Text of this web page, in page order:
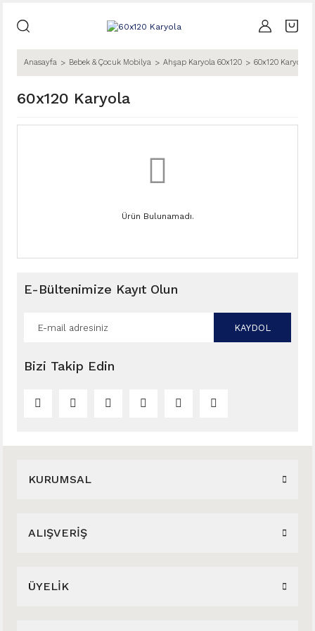
Anasayfa Bebek & Çocuk Mobilya Ahşap Karyola 60x120 60x120 Karyola
60x120 Karyola
Ürün Bulunamadı.
E-Bültenimize Kayıt Olun
KAYDOL
Bizi Takip Edin
KURUMSAL
ALIŞVERİŞ
ÜYELİK